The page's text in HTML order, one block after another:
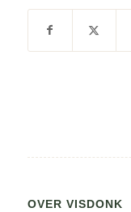
OVER VISDONK